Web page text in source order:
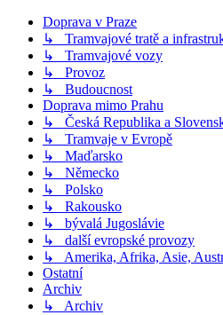
Doprava v Praze
↳ Tramvajové tratě a
↳ Tramvajové vozy
↳ Provoz
↳ Budoucnost
Doprava mimo Prahu
↳ Česká Republika a
↳ Tramvaje v Evropě
↳ Maďarsko
↳ Německo
↳ Polsko
↳ Rakousko
↳ bývalá Jugoslávie
↳ další evropské provozy
↳ Amerika, Afrika, Asie,
Ostatní
Archiv
↳ Archiv